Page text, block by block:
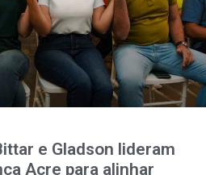
e Gladson lideram
Acre para alinhar